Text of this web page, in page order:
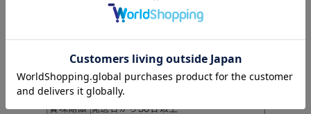
個数 10個
保存方法 直射日光、高温多湿を避けて保存
賞味期限 発送日から30日以上